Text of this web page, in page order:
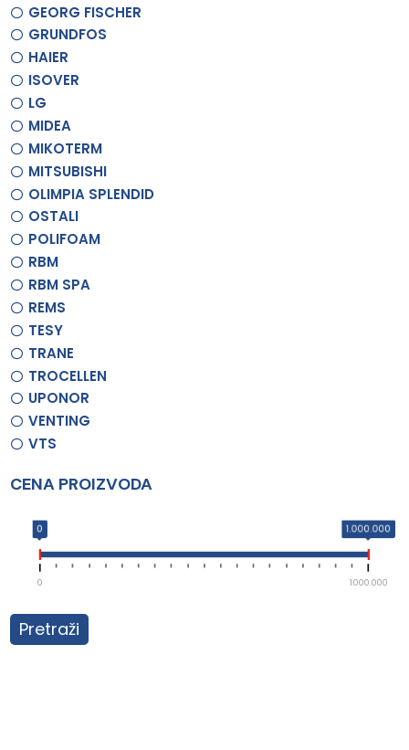
GEORG FISCHER
GRUNDFOS
HAIER
ISOVER
LG
MIDEA
MIKOTERM
MITSUBISHI
OLIMPIA SPLENDID
OSTALI
POLIFOAM
RBM
RBM SPA
REMS
TESY
TRANE
TROCELLEN
UPONOR
VENTING
VTS
CENA PROIZVODA
0 1.000.000
0 1.000.000
Pretraži